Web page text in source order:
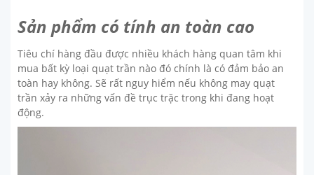
Sản phẩm có tính an toàn cao
Tiêu chí hàng đầu được nhiều khách hàng quan tâm khi
mua bất kỳ loại quạt trần nào đó chính là có đảm bảo an
toàn hay không. Sẽ rất nguy hiểm nếu không may quạt
trần xảy ra những vấn đề trục trặc trong khi đang hoạt
động.